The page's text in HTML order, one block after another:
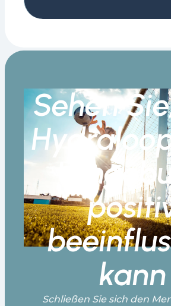
Sehen
kann
Schließen Sie sich den